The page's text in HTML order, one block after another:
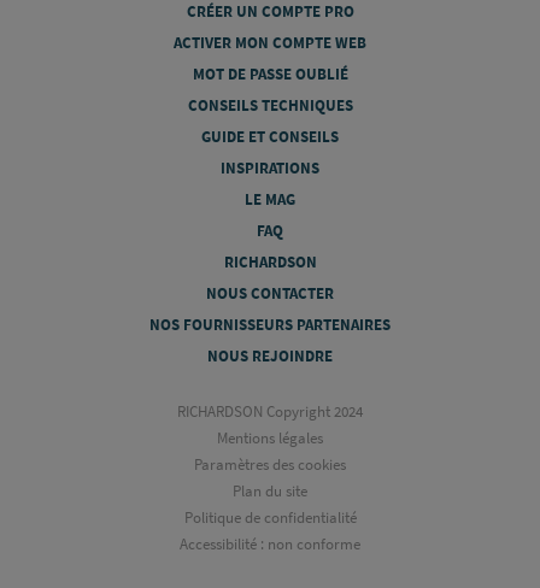
CRÉER UN COMPTE PRO
ACTIVER MON COMPTE WEB
MOT DE PASSE OUBLIÉ
CONSEILS TECHNIQUES
GUIDE ET CONSEILS
INSPIRATIONS
LE MAG
FAQ
RICHARDSON
NOUS CONTACTER
NOS FOURNISSEURS PARTENAIRES
NOUS REJOINDRE
RICHARDSON Copyright 2024
Mentions légales
Paramètres des cookies
Plan du site
Politique de confidentialité
Accessibilité : non conforme